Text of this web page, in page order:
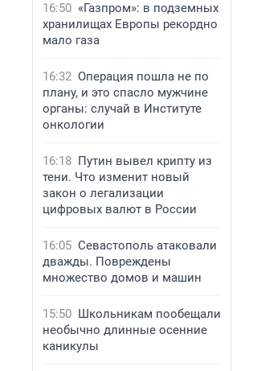
16:50 «Газпром»: в подземных
хранилищах Европы рекордно
мало газа
16:32 Операция пошла не по
плану, и это спасло мужчине
органы: случай в Институте
онкологии
16:18 Путин вывел крипту из
тени. Что изменит новый
закон о легализации
цифровых валют в России
16:05 Севастополь атаковали
дважды. Повреждены
множество домов и машин
15:50 Школьникам пообещали
необычно длинные осенние
каникулы